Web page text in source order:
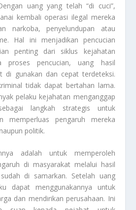
uang yang telah “di cuci”,
kembali operasi ilegal mereka
narkoba, penyelundupan atau
Hal ini menjadikan pencucian
penting dari siklus kejahatan
proses pencucian, uang hasil
di gunakan dan cepat terdeteksi.
tidak dapat bertahan lama.
pelaku kejahatan menganggap
langkah strategis untuk
memperluas pengaruh mereka
politik.
adalah untuk memperoleh
di masyarakat melalui hasil
di samarkan. Setelah uang
dapat menggunakannya untuk
dan mendirikan perusahaan. Ini